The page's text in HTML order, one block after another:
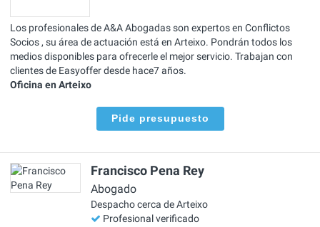
Los profesionales de A&A Abogadas son expertos en Conflictos
Socios , su área de actuación está en Arteixo. Pondrán todos los
medios disponibles para ofrecerle el mejor servicio. Trabajan con
clientes de Easyoffer desde hace7 años.
Oficina en Arteixo
Pide presupuesto
Francisco Pena Rey
Abogado
Despacho cerca de Arteixo
Profesional verificado